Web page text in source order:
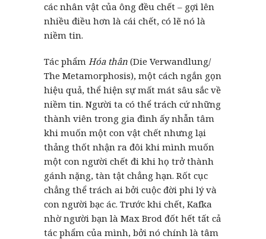
các nhân vật của ông đều chết – gợi lên
nhiều điều hơn là cái chết, có lẽ nó là
niềm tin.
Tác phẩm Hóa thân (Die Verwandlung/
The Metamorphosis), một cách ngắn gọn
hiệu quả, thể hiện sự mất mát sâu sắc về
niềm tin. Người ta có thể trách cứ những
thành viên trong gia đình ấy nhẫn tâm
khi muốn một con vật chết nhưng lại
thảng thốt nhận ra đôi khi mình muốn
một con người chết đi khi họ trở thành
gánh nặng, tàn tật chẳng hạn. Rốt cục
chẳng thể trách ai bởi cuộc đời phi lý và
con người bạc ác. Trước khi chết, Kafka
nhờ người bạn là Max Brod đốt hết tất cả
tác phẩm của mình, bởi nó chính là tâm